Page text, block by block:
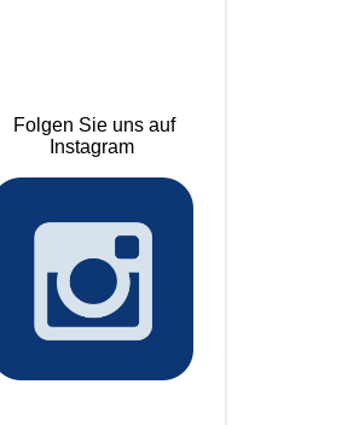
Folgen Sie uns auf
Instagram